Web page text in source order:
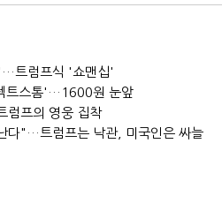
트럼프식 '쇼맨십'
트스톰'…1600원 눈앞
프의 영웅 집착
다"…트럼프는 낙관, 미국인은 싸늘